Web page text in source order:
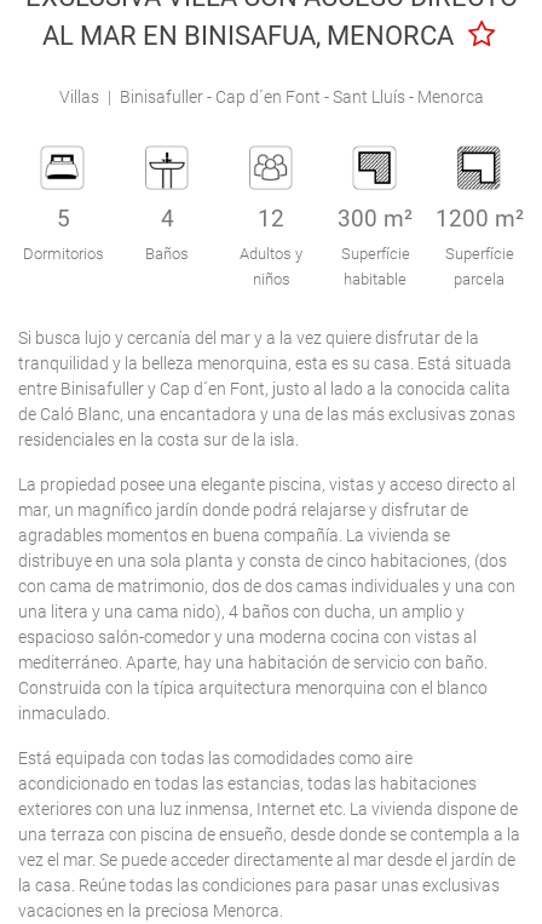
Engel & Völkers Holiday Villas
Atención al Cliente
AL MAR EN BINISAFUA, MENORCA
Villas | Binisafuller - Cap d´en Font - Sant Lluís - Menorca
5
Dormitorios
4
Baños
12
Adultos y
niños
300 m²
Superfície
habitable
1200 m²
Superfície
parcela
Si busca lujo y cercanía del mar y a la vez quiere disfrutar de la
tranquilidad y la belleza menorquina, esta es su casa. Está situada
entre Binisafuller y Cap d´en Font, justo al lado a la conocida calita
de Caló Blanc, una encantadora y una de las más exclusivas zonas
residenciales en la costa sur de la isla.
La propiedad posee una elegante piscina, vistas y acceso directo al
mar, un magnífico jardín donde podrá relajarse y disfrutar de
agradables momentos en buena compañía. La vivienda se
distribuye en una sola planta y consta de cinco habitaciones, (dos
con cama de matrimonio, dos de dos camas individuales y una con
una litera y una cama nido), 4 baños con ducha, un amplio y
espacioso salón-comedor y una moderna cocina con vistas al
mediterráneo. Aparte, hay una habitación de servicio con baño.
Construida con la típica arquitectura menorquina con el blanco
inmaculado.
Está equipada con todas las comodidades como aire
acondicionado en todas las estancias, todas las habitaciones
exteriores con una luz inmensa, Internet etc. La vivienda dispone de
una terraza con piscina de ensueño, desde donde se contempla a la
vez el mar. Se puede acceder directamente al mar desde el jardín de
la casa. Reúne todas las condiciones para pasar unas exclusivas
vacaciones en la preciosa Menorca.